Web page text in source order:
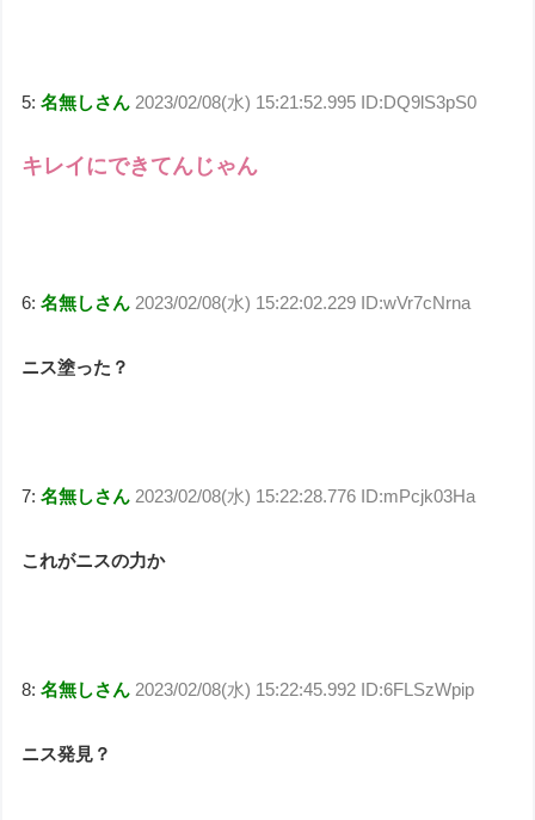
5:名無しさん 2023/02/08(水) 15:21:52.995 ID:DQ9lS3pS0
キレイにできてんじゃん
6:名無しさん 2023/02/08(水) 15:22:02.229 ID:wVr7cNrna
ニス塗った？
7:名無しさん 2023/02/08(水) 15:22:28.776 ID:mPcjk03Ha
これがニスの力か
8:名無しさん 2023/02/08(水) 15:22:45.992 ID:6FLSzWpip
ニス発見？